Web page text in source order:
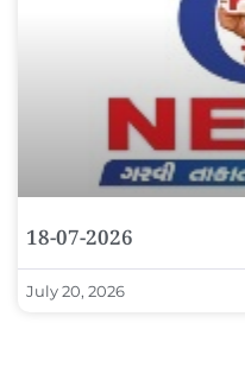
18-07-2026
July 20, 2026